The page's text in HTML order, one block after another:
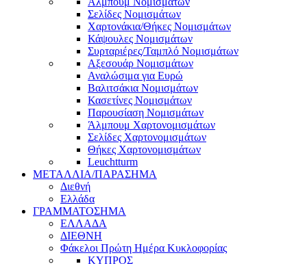
Σελίδες Νομισμάτων
Χαρτονάκια/Θήκες Νομισμάτων
Κάψουλες Νομισμάτων
Συρταριέρες/Ταμπλό Νομισμάτων
Αξεσουάρ Νομισμάτων
Αναλώσιμα για Ευρώ
Βαλιτσάκια Νομισμάτων
Κασετίνες Νομισμάτων
Παρουσίαση Νομισμάτων
Άλμπουμ Χαρτονομισμάτων
Σελίδες Χαρτονομισμάτων
Θήκες Χαρτονομισμάτων
Leuchtturm
ΜΕΤΑΛΛΙΑ/ΠΑΡΑΣΗΜΑ
Διεθνή
Ελλάδα
ΓΡΑΜΜΑΤΟΣΗΜΑ
ΕΛΛΑΔΑ
ΔΙΕΘΝΗ
Φάκελοι Πρώτη Ημέρα Κυκλοφορίας
ΚΥΠΡΟΣ